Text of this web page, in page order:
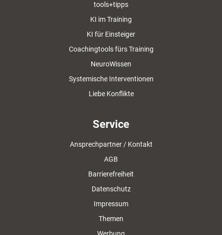
tools+tipps
KI im Training
KI für Einsteiger
Coachingtools fürs Training
NeuroWissen
Systemische Interventionen
Liebe Konflikte
Service
Ansprechpartner / Kontakt
AGB
Barrierefreiheit
Datenschutz
Impressum
Themen